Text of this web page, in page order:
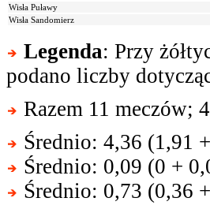
Wisła Puławy
Wisła Sandomierz
Legenda: Przy
podano liczby
Razem 11 meczów;
Średnio: 4,36 (1,91
Średnio: 0,09 (0 +
Średnio: 0,73 (0,36